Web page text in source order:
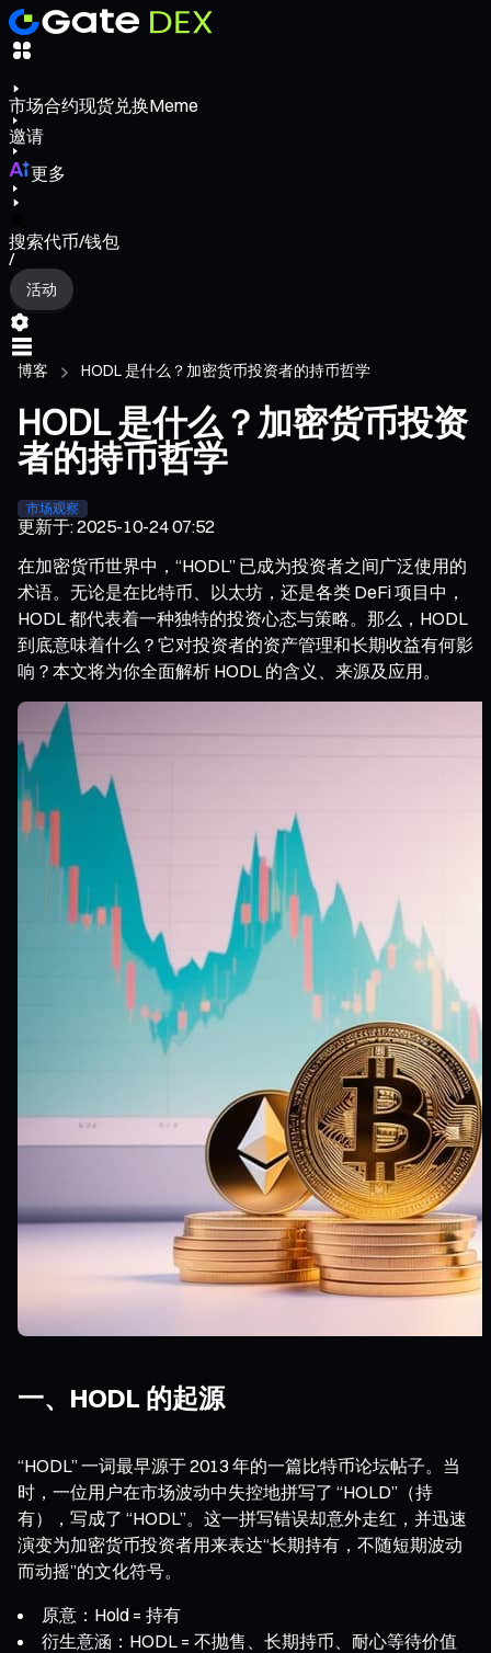
市场合约现货兑换Meme
邀请
更多
搜索代币/钱包
/
活动
博客 HODL 是什么？加密货币投资者的持币哲学
HODL 是什么？加密货币投资
者的持币哲学
市场观察
更新于:2025-10-24 07:52
在加密货币世界中，“HODL” 已成为投资者之间广泛使用的
术语。无论是在比特币、以太坊，还是各类 DeFi 项目中，
HODL 都代表着一种独特的投资心态与策略。那么，HODL
到底意味着什么？它对投资者的资产管理和长期收益有何影
响？本文将为你全面解析 HODL 的含义、来源及应用。
一、HODL 的起源
“HODL” 一词最早源于 2013 年的一篇比特币论坛帖子。当
时，一位用户在市场波动中失控地拼写了 “HOLD”（持
有），写成了 “HODL”。这一拼写错误却意外走红，并迅速
演变为加密货币投资者用来表达“长期持有，不随短期波动
而动摇”的文化符号。
原意：Hold = 持有
衍生意涵：HODL = 不抛售、长期持币、耐心等待价值